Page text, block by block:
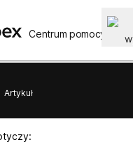
Centrum pomocy
Artykuł